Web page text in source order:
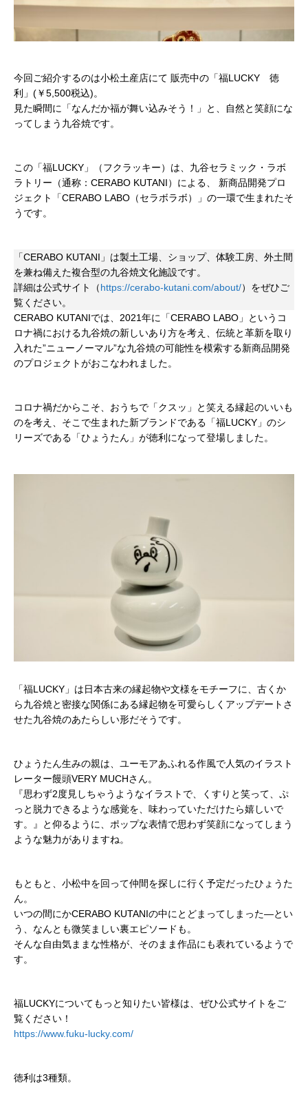
今回ご紹介するのは小松土産店にて 販売中の「福LUCKY 徳
利 」(￥5,500税込)。
見た瞬間に「なんだか福が舞い込みそう！」と、自然と笑顔にな
ってしまう九谷焼です。
この「福LUCKY」（フクラッキー）は、九谷セラミック・ラボ
ラトリー（通称：CERABO KUTANI）による、 新商品開発プロ
ジェクト「CERABO LABO（セラボラボ）」の一環で生まれたそ
うです。
「CERABO KUTANI」は製土工場、ショップ、体験工房、外土間
を兼ね備えた複合型の九谷焼文化施設です。
詳細は公式サイト
（https://cerabo-kutani.com/about/）をぜひご
覧ください。
CERABO KUTANIでは、2021年に「CERABO LABO」というコ
ロナ禍における九谷焼の新しいあり方を考え、伝統と革新を取り
入れた”ニューノーマル”な九谷焼の可能性を模索する新商品開発
のプロジェクトがおこなわれました。
コロナ禍だからこそ、おうちで「クスッ」と笑える縁起のいいも
のを考え、そこで生まれた新ブランドである「福LUCKY」のシ
リーズである「ひょうたん」が徳利になって登場しました。
「福LUCKY」は日本古来の縁起物や文様をモチーフに、古くか
ら九谷焼と密接な関係にある縁起物を可愛らしくアップデートさ
せた九谷焼のあたらしい形だそうです。
ひょうたん生みの親は、ユーモアあふれる作風で人気のイラスト
レーター饅頭VERY MUCHさん。
『思わず2度見しちゃうようなイラストで、くすりと笑って、ぷ
っと脱力できるような感覚を、味わっていただけたら嬉しいで
す。』と仰るように、ポップな表情で思わず笑顔になってしまう
ような魅力がありますね。
もともと、 小松中を回って仲間を探しに行く予定だったひょうた
ん。
いつの間にかCERABO KUTANIの中にとどまってしまった—とい
う、なんとも微笑ましい裏エピソードも。
そんな自由気ままな性格が、そのまま作品にも表れているようで
す。
福LUCKYについてもっと知りたい皆様は、ぜひ公式サイトをご
覧ください！
https://www.fuku-lucky.com/
徳利は3種類。